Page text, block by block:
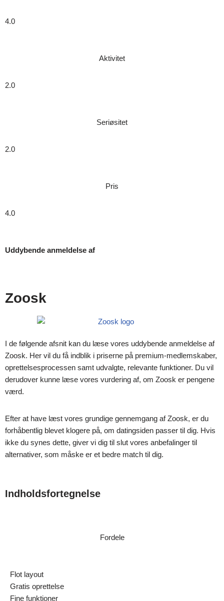
4.0
Aktivitet
2.0
Seriøsitet
2.0
Pris
4.0
Uddybende anmeldelse af
Zoosk
I de følgende afsnit kan du læse vores uddybende anmeldelse af
Zoosk. Her vil du få indblik i priserne på premium-medlemskaber,
oprettelsesprocessen samt udvalgte, relevante funktioner. Du vil
derudover kunne læse vores vurdering af, om Zoosk er pengene
værd.
Efter at have læst vores grundige gennemgang af Zoosk, er du
forhåbentlig blevet klogere på, om datingsiden passer til dig. Hvis
ikke du synes dette, giver vi dig til slut vores anbefalinger til
alternativer, som måske er et bedre match til dig.
Indholdsfortegnelse
Fordele
Flot layout
Gratis oprettelse
Fine funktioner